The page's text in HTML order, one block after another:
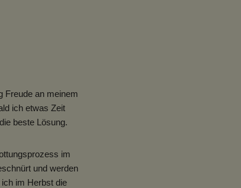
Freude an meinem
ich etwas Zeit
beste Lösung.
im
und werden
im Herbst die